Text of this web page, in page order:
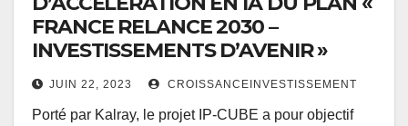
FRANCE RELANCE 2030 –
INVESTISSEMENTS D’AVENIR »
JUIN 22, 2023 CROISSANCEINVESTISSEMENT
Porté par Kalray, le projet IP-CUBE a pour objectif